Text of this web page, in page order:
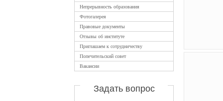
Непрерывность образования
Фотогалерея
Правовые документы
Отзывы об институте
Приглашаем к сотрудничеству
Попечительский совет
Вакансии
Задать вопрос